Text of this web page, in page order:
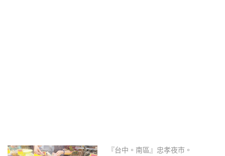
『台中。南區』忠孝夜市。